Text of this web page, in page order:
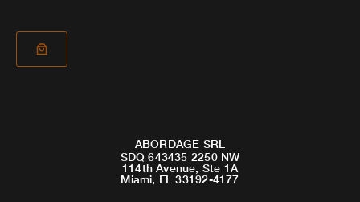
ABORDAGE SRL
SDQ 643435 2250 NW
114th Avenue, Ste 1A
Miami, FL 33192-4177